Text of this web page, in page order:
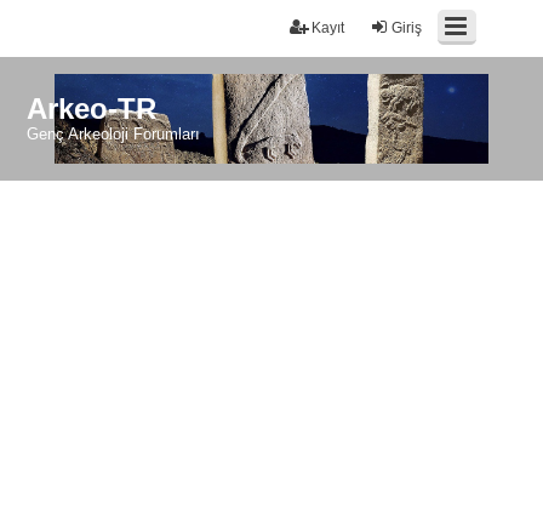
Giriş
Kayıt
Arkeo-TR
Genç Arkeoloji Forumları